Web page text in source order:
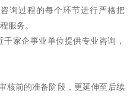
询过程的每个环节进行严格把
服务。
家企事业单位提供专业咨询，
核前的准备阶段，更延伸至后续